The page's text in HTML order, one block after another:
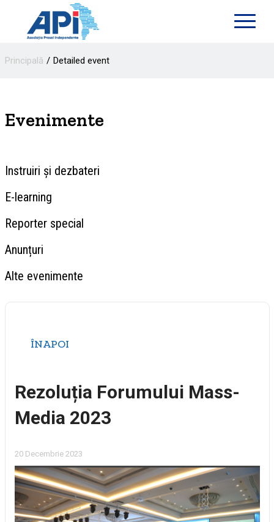
Principală Detailed event
Evenimente
Instruiri și dezbateri
E-learning
Reporter special
Anunțuri
Alte evenimente
ÎNAPOI
Rezoluția Forumului Mass-
Media 2023
20 Decembrie 2023